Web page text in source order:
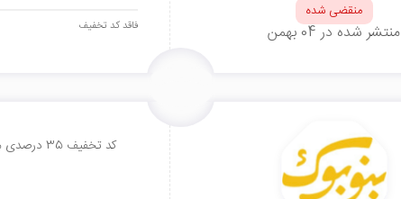
منقضی شده
منتشر شده در 04 بهمن فاقد کد تخفیف
کد تخفیف 35 درصدی محصولات بنوبوک